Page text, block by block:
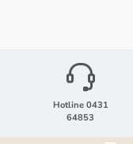
Hotline 0431
64853